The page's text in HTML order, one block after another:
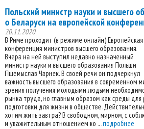
Польский министр науки и высшего
о Беларуси на европейской
20.11.2020
В Риме проходит (в режиме онлайн) Европейская
конференция министров высшего образования.
Вчера на ней выступил недавно назначенный
министр науки и высшего образования Польши
Пшемыслав Чарнек. В своей речи он подчеркнул
важность высшего образования в современном
зрения получения молодыми людьми
рынка труда, но главным образом как среды для
подготовки для жизни в обществе.
хотим жить завтра? В свободном, мирном, с
и уважительным отношением ко ...подробнее